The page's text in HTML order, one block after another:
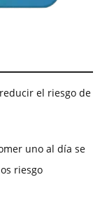
el riesgo de
uno al día se
riesgo